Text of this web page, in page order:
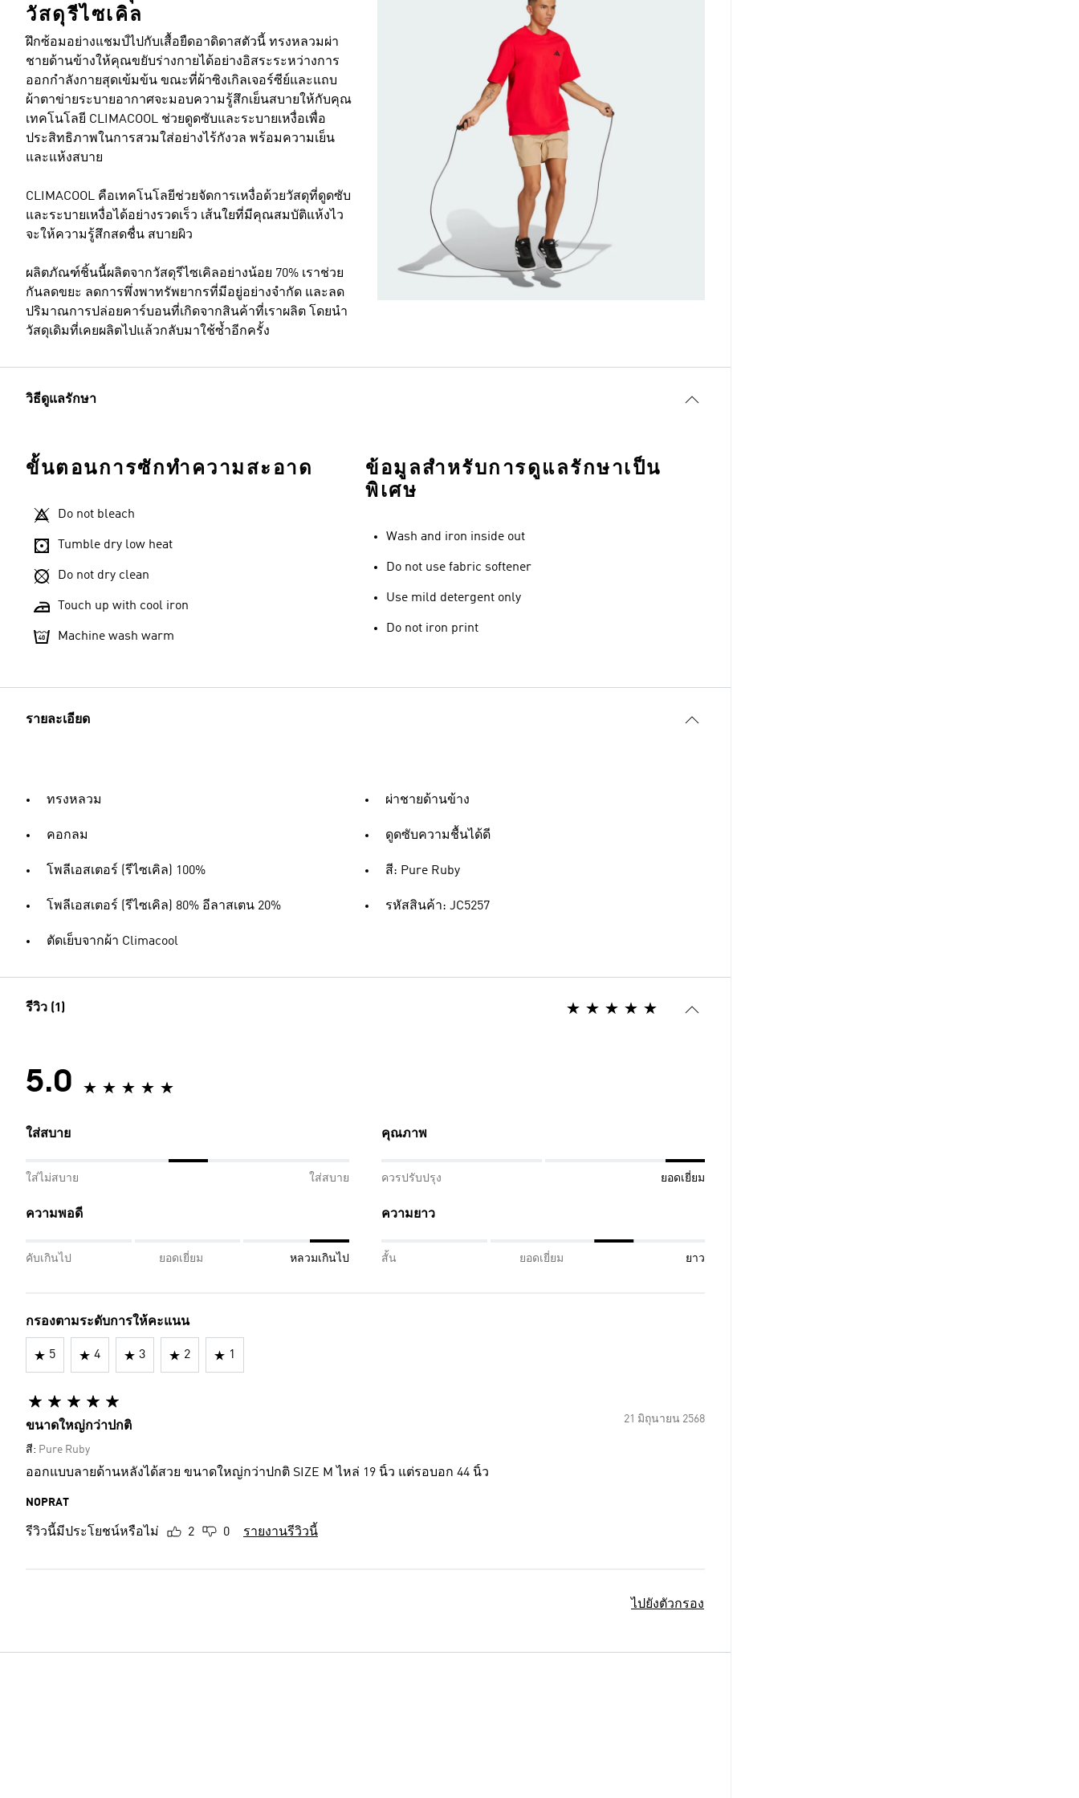
วัสดุรีไซเคิล
ฝึกซ้อมอย่างแชมป์ไปกับเสื้อยืดอาดิดาสตัวนี้ ทรงหลวมผ่า
ชายด้านข้างให้คุณขยับร่างกายได้อย่างอิสระระหว่างการ
ออกกำลังกายสุดเข้มข้น ขณะที่ผ้าซิงเกิลเจอร์ซีย์และแถบ
ผ้าตาข่ายระบายอากาศจะมอบความรู้สึกเย็นสบายให้กับคุณ
เทคโนโลยี CLIMACOOL ช่วยดูดซับและระบายเหงื่อเพื่อ
ประสิทธิภาพในการสวมใส่อย่างไร้กังวล พร้อมความเย็น
และแห้งสบาย
CLIMACOOL คือเทคโนโลยีช่วยจัดการเหงื่อด้วยวัสดุที่ดูดซับ
และระบายเหงื่อได้อย่างรวดเร็ว เส้นใยที่มีคุณสมบัติแห้งไว
จะให้ความรู้สึกสดชื่น สบายผิว
ผลิตภัณฑ์ชิ้นนี้ผลิตจากวัสดุรีไซเคิลอย่างน้อย 70% เราช่วย
กันลดขยะ ลดการพึ่งพาทรัพยากรที่มีอยู่อย่างจำกัด และลด
ปริมาณการปล่อยคาร์บอนที่เกิดจากสินค้าที่เราผลิต โดยนำ
วัสดุเดิมที่เคยผลิตไปแล้วกลับมาใช้ซ้ำอีกครั้ง
วิธีดูแลรักษา
ขั้นตอนการซักทำความสะอาด
Do not bleach
Tumble dry low heat
Do not dry clean
Touch up with cool iron
Machine wash warm
ข้อมูลสำหรับการดูแลรักษาเป็น
พิเศษ
Wash and iron inside out
Do not use fabric softener
Use mild detergent only
Do not iron print
รายละเอียด
ทรงหลวม
คอกลม
โพลีเอสเตอร์ (รีไซเคิล) 100%
โพลีเอสเตอร์ (รีไซเคิล) 80% อีลาสเตน 20%
ตัดเย็บจากผ้า Climacool
ผ่าชายด้านข้าง
ดูดซับความชื้นได้ดี
สี: Pure Ruby
รหัสสินค้า: JC5257
รีวิว (1)
5.0
ใส่สบาย
ใส่ไม่สบาย ใส่สบาย
คุณภาพ
ควรปรับปรุง ยอดเยี่ยม
ความพอดี
คับเกินไป ยอดเยี่ยม หลวมเกินไป
ความยาว
สั้น ยอดเยี่ยม ยาว
กรองตามระดับการให้คะแนน
5 4 3 2 1
21 มิถุนายน 2568
ขนาดใหญ่กว่าปกติ
สี: Pure Ruby
ออกแบบลายด้านหลังได้สวย ขนาดใหญ่กว่าปกติ SIZE M ไหล่ 19 นิ้ว แต่รอบอก 44 นิ้ว
NOPRAT
รีวิวนี้มีประโยชน์หรือไม่ 2 0 รายงานรีวิวนี้
ไปยังตัวกรอง